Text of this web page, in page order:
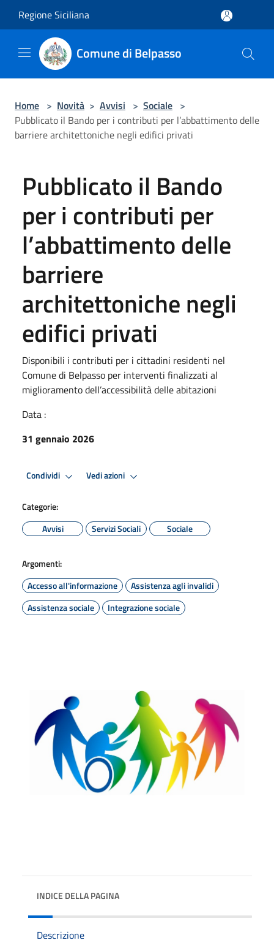
Regione Siciliana
Comune di Belpasso
Home > Novità > Avvisi > Sociale >
Pubblicato il Bando per i contributi per l’abbattimento delle
barriere architettoniche negli edifici privati
Pubblicato il Bando
per i contributi per
l’abbattimento delle
barriere
architettoniche negli
edifici privati
Disponibili i contributi per i cittadini residenti nel
Comune di Belpasso per interventi finalizzati al
miglioramento dell’accessibilità delle abitazioni
Data :
31 gennaio 2026
Condividi Vedi azioni
Categorie:
Avvisi
Servizi Sociali Sociale
Argomenti:
Accesso all'informazione
Assistenza agli invalidi
Assistenza sociale
Integrazione sociale
INDICE DELLA PAGINA
Descrizione